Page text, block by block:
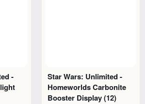
-
Star Wars: Unlimited -
Homeworlds Carbonite
Booster Display (12)